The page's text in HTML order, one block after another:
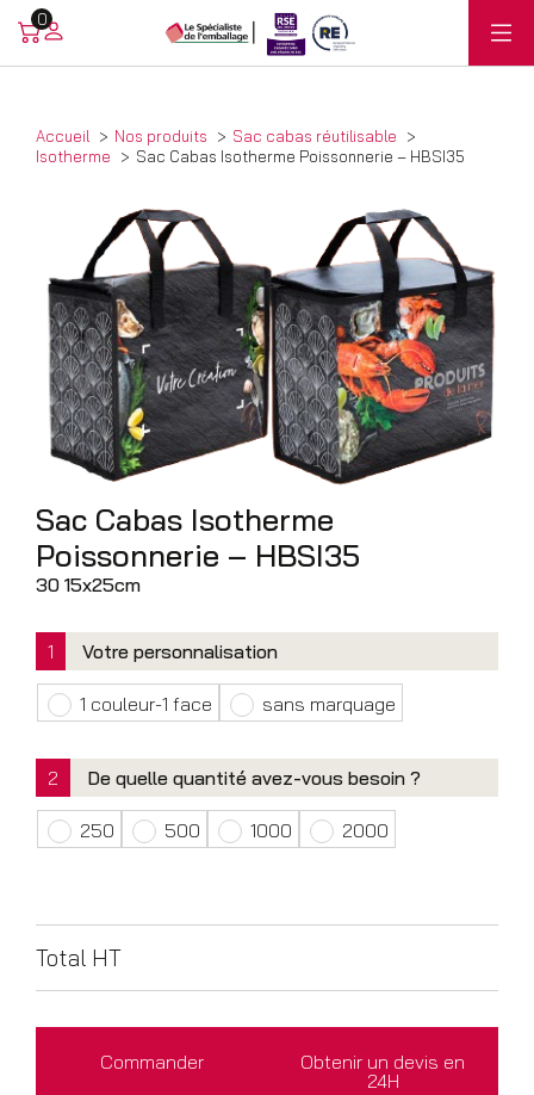
0
Accueil Nos produits
Sac cabas réutilisable
Isotherme
Sac Cabas Isotherme Poissonnerie – HBSI35
Sac Cabas Isotherme
Poissonnerie – HBSI35
30 15x25cm
1 Votre personnalisation
1 couleur-1 face sans marquage
2 De quelle quantité avez-vous besoin ?
250 500 1000 2000
Total HT
Commander
Obtenir un devis en
24H